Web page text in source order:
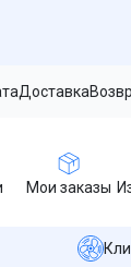
Доставка
Мои заказы